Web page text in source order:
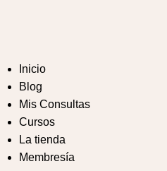
Inicio
Blog
Mis Consultas
Cursos
La tienda
Membresía